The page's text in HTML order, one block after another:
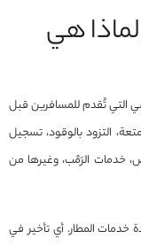
هي
التي تُقدم للمسافرين قبل
التزود بالوقود، تسجيل
خدمات الرَمْب، وغيرها من
خدمات المطار. أي تأخير في